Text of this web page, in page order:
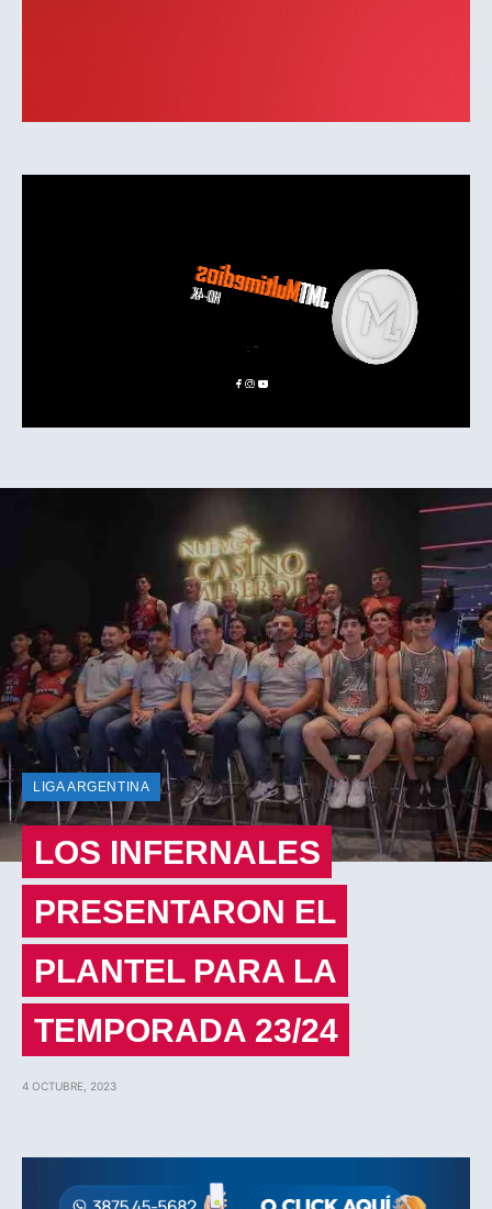
LIGA ARGENTINA
LOS INFERNALES
PRESENTARON EL
PLANTEL PARA LA
TEMPORADA 23/24
4 OCTUBRE, 2023